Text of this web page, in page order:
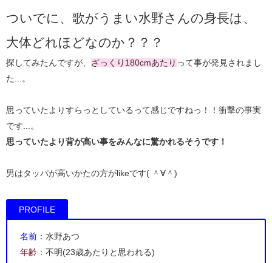
ついでに、歌がうまい水野さんの身長は、
大体どれほどなのか？？？
探してみたんですが、 ざっくり180cmあたり って事が発見されまし
た...。
思っていたよりすらっとしているって感じですねっ！！衝撃の事実
です...。
思っていたより背が高い事をみんなに驚かれるそうです！
男はタッパが高いかたの方がlikeです( ＾∀＾)
PROFILE
名前： 水野あつ
年齢： 不明(23歳あたりと思われる)